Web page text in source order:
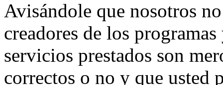
Avisándole que nosotros
creadores de los
servicios prestados son
correctos o no y que usted